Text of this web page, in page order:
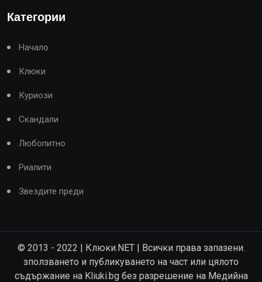
Категории
Начало
Клюки
Куриози
Скандали
Любопитно
Риалити
Звездите преди
© 2013 - 2022 | Клюки.NET | Всички права запазени.
зползването и публикуването на част или цялото
съдържание на Kliuki.bg без разрешение на Медийна